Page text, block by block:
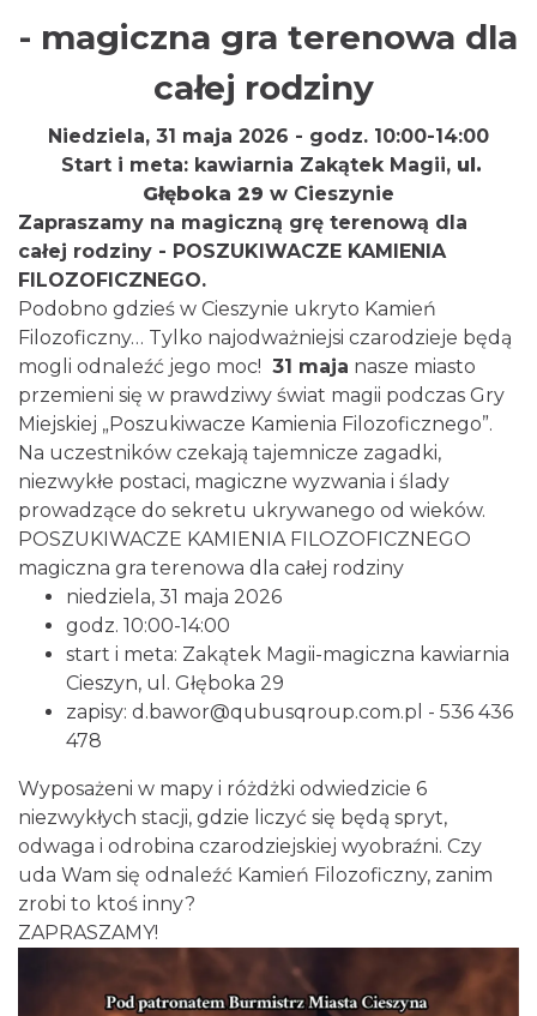
- magiczna gra terenowa dla
całej rodziny
Niedziela, 31 maja 2026 - godz. 10:00-14:00
Start i meta: kawiarnia Zakątek Magii, ul.
Głęboka 29 w Cieszynie
Zapraszamy na magiczną grę terenową dla
całej rodziny - POSZUKIWACZE KAMIENIA
FILOZOFICZNEGO.
Podobno gdzieś w Cieszynie ukryto Kamień
Filozoficzny… Tylko najodważniejsi czarodzieje będą
mogli odnaleźć jego moc! 31 maja nasze miasto
przemieni się w prawdziwy świat magii podczas Gry
Miejskiej „Poszukiwacze Kamienia Filozoficznego”.
Na uczestników czekają tajemnicze zagadki,
niezwykłe postaci, magiczne wyzwania i ślady
prowadzące do sekretu ukrywanego od wieków.
POSZUKIWACZE KAMIENIA FILOZOFICZNEGO
magiczna gra terenowa dla całej rodziny
niedziela, 31 maja 2026
godz. 10:00-14:00
start i meta: Zakątek Magii-magiczna kawiarnia
Cieszyn, ul. Głęboka 29
zapisy: d.bawor@qubusqroup.com.pl - 536 436
478
Wyposażeni w mapy i różdżki odwiedzicie 6
niezwykłych stacji, gdzie liczyć się będą spryt,
odwaga i odrobina czarodziejskiej wyobraźni. Czy
uda Wam się odnaleźć Kamień Filozoficzny, zanim
zrobi to ktoś inny?
ZAPRASZAMY!